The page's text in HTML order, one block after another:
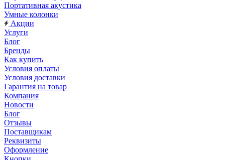
Портативная акустика
Умные колонки
Акции
Услуги
Блог
Бренды
Как купить
Условия оплаты
Условия доставки
Гарантия на товар
Компания
Новости
Блог
Отзывы
Поставщикам
Реквизиты
Оформление